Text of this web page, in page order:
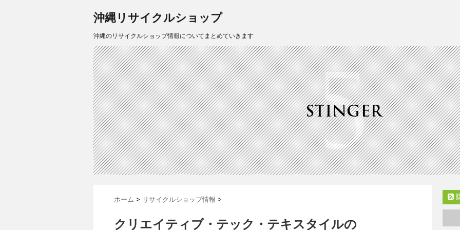
沖縄リサイクルショップ
沖縄のリサイクルショップ情報についてまとめていきます
ホーム > リサイクルショップ情報 >
クリエイティブ・テック・テキスタイルの